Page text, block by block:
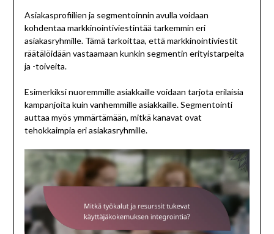
Asiakasprofiilien ja segmentoinnin avulla voidaan
kohdentaa markkinointiviestintää tarkemmin eri
asiakasryhmille. Tämä tarkoittaa, että markkinointiviestit
räätälöidään vastaamaan kunkin segmentin erityistarpeita
ja -toiveita.
Esimerkiksi nuoremmille asiakkaille voidaan tarjota erilaisia
kampanjoita kuin vanhemmille asiakkaille. Segmentointi
auttaa myös ymmärtämään, mitkä kanavat ovat
tehokkaimpia eri asiakasryhmille.